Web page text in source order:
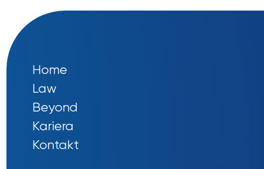
Home
Law
Beyond
Kariera
Kontakt